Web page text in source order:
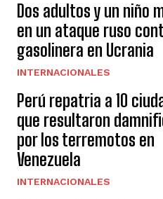
Dos adultos y un niño
en un ataque ruso
gasolinera en Ucrania
INTERNACIONALES
Perú repatria a 10
que resultaron
por los terremotos en
Venezuela
INTERNACIONALES